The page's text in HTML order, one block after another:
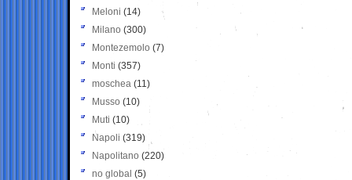
Meloni (14)
Milano (300)
Montezemolo (7)
Monti (357)
moschea (11)
Musso (10)
Muti (10)
Napoli (319)
Napolitano (220)
no global (5)